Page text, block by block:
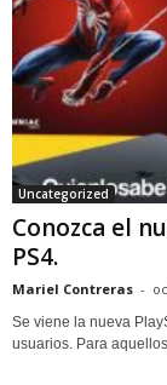
Uncategorized
Conozca el
PS4.
Mariel Contreras -
Se viene la nueva
usuarios. Para